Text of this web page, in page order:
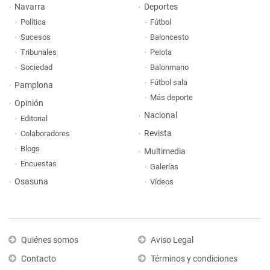
Navarra
Política
Sucesos
Tribunales
Sociedad
Pamplona
Opinión
Editorial
Colaboradores
Blogs
Encuestas
Osasuna
Deportes
Fútbol
Baloncesto
Pelota
Balonmano
Fútbol sala
Más deporte
Nacional
Revista
Multimedia
Galerías
Vídeos
Quiénes somos
Contacto
Aviso Legal
Términos y condiciones